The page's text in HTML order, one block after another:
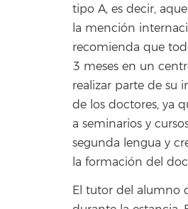
tipo A, es decir,
la mención
recomienda que
3 meses en un
realizar parte de su
de los doctores, ya
a seminarios y
segunda lengua y
la formación del
El tutor del alumno